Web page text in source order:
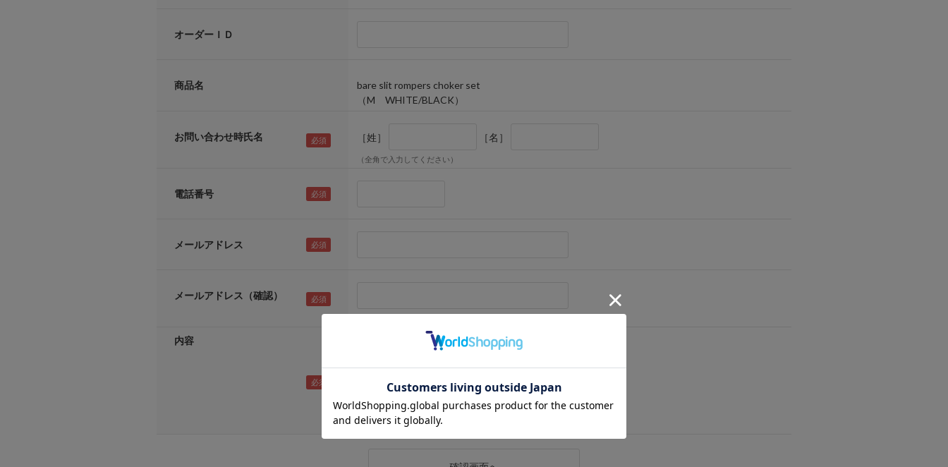
オーダーＩＤ
商品名
bare slit rompers choker set
（M WHITE/BLACK）
お問い合わせ時氏名 ［姓］ ［名］
（全角で入力してください）
電話番号
メールアドレス
メールアドレス（確認）
内容